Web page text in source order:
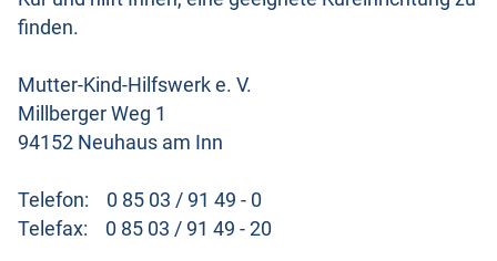
finden.
Mutter-Kind-Hilfswerk e. V.
Millberger Weg 1
94152 Neuhaus am Inn
Telefon: 0 85 03 / 91 49 - 0
Telefax: 0 85 03 / 91 49 - 20